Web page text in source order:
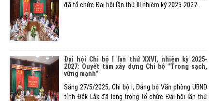
đã tổ chức Đại hội lần thứ III nhiệm kỳ 2025-2027.
Đại hội Chi bộ I lần thứ XXVI, nhiệm kỳ 2025-
2027: Quyết tâm xây dựng Chi bộ "Trong sạch,
vững mạnh"
Sáng 27/5/2025, Chi bộ I, Đảng bộ Văn phòng UBND
tỉnh Đắk Lắk đã long trọng tổ chức Đại hội lần thứ